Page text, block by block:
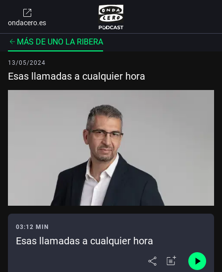
ondacero.es
MÁS DE UNO LA RIBERA
13/05/2024
Esas llamadas a cualquier hora
03:12 MIN
Esas llamadas a cualquier hora